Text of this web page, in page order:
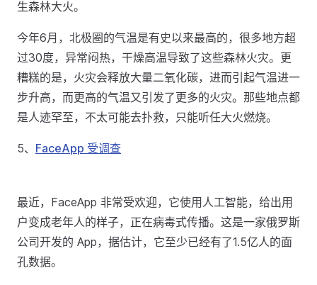
生森林大火。
今年6月，北极圈的气温是有史以来最高的，很多地方超
过30度，异常闷热，干燥高温导致了这些森林火灾。更
糟糕的是，火灾会释放大量二氧化碳，进而引起气温进一
步升高，而更高的气温又引发了更多的火灾。那些地点都
是人迹罕至，不太可能去扑救，只能听任大火燃烧。
5、 FaceApp 受调查
最近，FaceApp 非常受欢迎，它使用人工智能，给出用
户变成老年人的样子，正在病毒式传播。这是一家俄罗斯
公司开发的 App，据估计，它至少已经有了1.5亿人的面
孔数据。